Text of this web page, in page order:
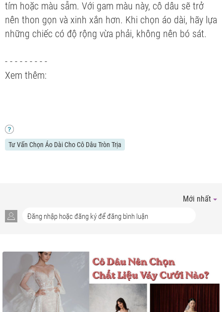
tím hoặc màu sẫm. Với gam màu này, cô dâu sẽ trở
nên thon gọn và xinh xắn hơn. Khi chọn áo dài, hãy lựa
những chiếc có độ rộng vừa phải, không nên bó sát.
- - - - - - - - -
Xem thêm:
Tư Vấn Chọn Áo Dài Cho Cô Dâu Tròn Trịa
Mới nhất